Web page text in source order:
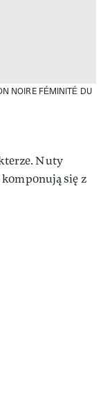
NOIRE FÉMINITÉ DU
Nuty
się z